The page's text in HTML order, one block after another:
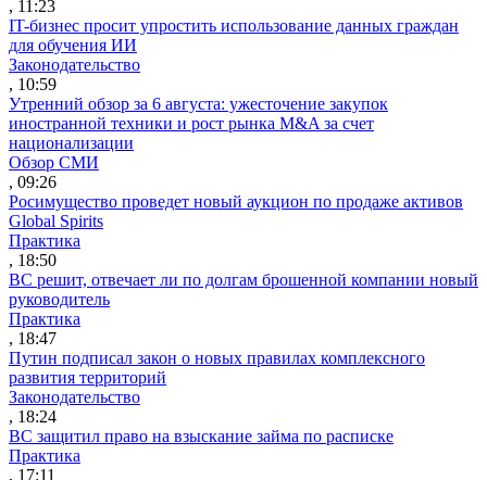
, 11:23
IT-бизнес просит упростить использование данных граждан
для обучения ИИ
Законодательство
, 10:59
Утренний обзор за 6 августа: ужесточение закупок
иностранной техники и рост рынка M&A за счет
национализации
Обзор СМИ
, 09:26
Росимущество проведет новый аукцион по продаже активов
Global Spirits
Практика
, 18:50
ВС решит, отвечает ли по долгам брошенной компании новый
руководитель
Практика
, 18:47
Путин подписал закон о новых правилах комплексного
развития территорий
Законодательство
, 18:24
ВС защитил право на взыскание займа по расписке
Практика
, 17:11